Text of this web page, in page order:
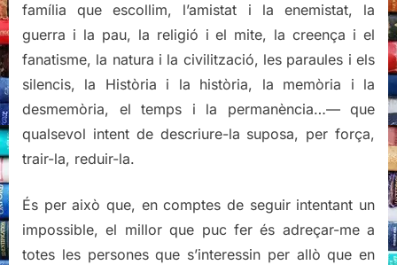
família que escollim, l’amistat i la enemistat, la
guerra i la pau, la religió i el mite, la creença i el
fanatisme, la natura i la civilització, les paraules i els
silencis, la Història i la història, la memòria i la
desmemòria, el temps i la permanència…— que
qualsevol intent de descriure-la suposa, per força,
trair-la, reduir-la.
És per això que, en comptes de seguir intentant un
impossible, el millor que puc fer és adreçar-me a
totes les persones que s’interessin per allò que en